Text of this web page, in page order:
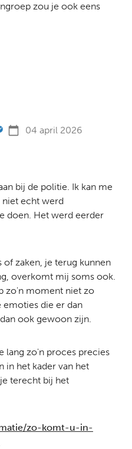
zou je ook eens
04 april 2026
bij de politie. Ik kan me
niet echt werd
doen. Het werd eerder
zaken, je terug kunnen
overkomt mij soms ook.
zo'n moment niet zo
emoties die er dan
ook gewoon zijn.
lang zo'n proces precies
in het kader van het
terecht bij het
zo-komt-u-in-